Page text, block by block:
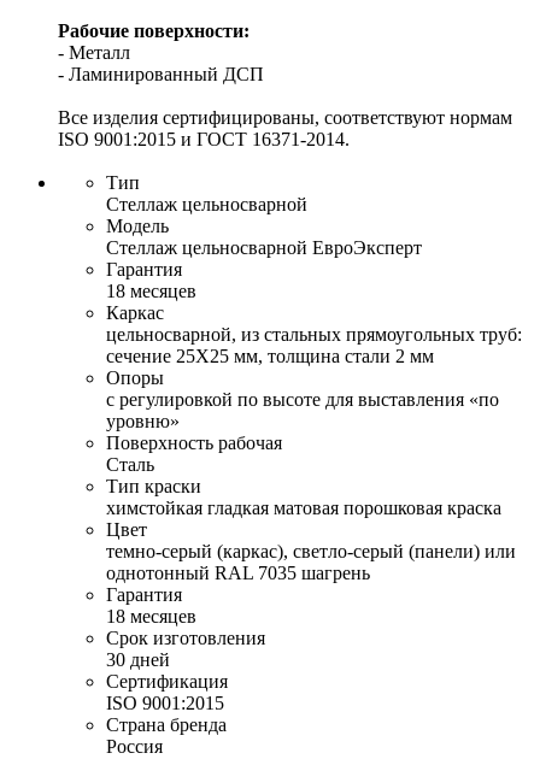
Рабочие поверхности:
- Металл
- Ламинированный ДСП
Все изделия сертифицированы, соответствуют нормам
ISO 9001:2015 и ГОСТ 16371-2014.
Тип
Стеллаж цельносварной
Модель
Стеллаж цельносварной ЕвроЭксперт
Гарантия
18 месяцев
Каркас
цельносварной, из стальных прямоугольных труб:
сечение 25Х25 мм, толщина стали 2 мм
Опоры
с регулировкой по высоте для выставления «по
уровню»
Поверхность рабочая
Сталь
Тип краски
химстойкая гладкая матовая порошковая краска
Цвет
темно-серый (каркас), светло-серый (панели) или
однотонный RAL 7035 шагрень
Гарантия
18 месяцев
Срок изготовления
30 дней
Сертификация
ISO 9001:2015
Страна бренда
Россия